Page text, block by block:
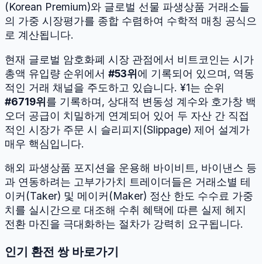
(Korean Premium)와 글로벌 선물 파생상품 거래소들
의 가중 시장평가를 종합 수렴하여 수학적 매칭 공식으
로 계산됩니다.
현재 글로벌 암호화폐 시장 관점에서 비트코인는 시가
총액 유입량 순위에서 #53위에 기록되어 있으며, 역동
적인 거래 채널을 주도하고 있습니다. ¥1는 순위
#6719위를 기록하며, 상대적 변동성 계수와 호가창 백
오더 공급이 치밀하게 연계되어 있어 두 자산 간 직접
적인 시장가 주문 시 슬리피지(Slippage) 제어 설계가
매우 핵심입니다.
해외 파생상품 포지션을 운용해 바이비트, 바이낸스 등
과 연동하려는 고부가가치 트레이더들은 거래소별 테
이커(Taker) 및 메이커(Maker) 정산 한도 수수료 가중
치를 실시간으로 대조해 수취 혜택에 따른 실제 헤지
전환 마진을 극대화하는 절차가 강력히 요구됩니다.
인기 환전 쌍 바로가기